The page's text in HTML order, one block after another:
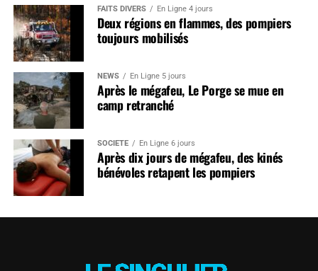
FAITS DIVERS En Ligne 4 jours
Deux régions en flammes, des pompiers
toujours mobilisés
NEWS En Ligne 5 jours
Après le mégafeu, Le Porge se mue en
camp retranché
SOCIÉTÉ En Ligne 6 jours
Après dix jours de mégafeu, des kinés
bénévoles retapent les pompiers